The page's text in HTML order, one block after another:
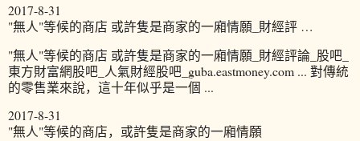
2017-8-31
"無人"等候的商店 或許隻是商家的一廂情願_財經評 …
"無人"等候的商店 或許隻是商家的一廂情願_財經評論_股吧_
東方財富網股吧_人氣財經股吧_guba.eastmoney.com ... 對傳統
的零售業來說，這十年似乎是一個 ...
2017-8-31
"無人"等候的商店，或許隻是商家的一廂情願